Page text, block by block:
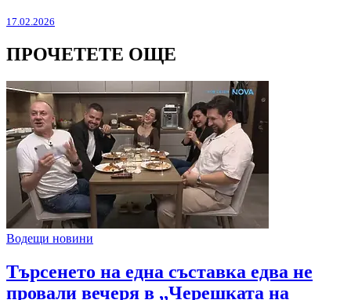
17.02.2026
ПРОЧЕТЕТЕ ОЩЕ
Водещи новини
Търсенето на една съставка едва не
провали вечеря в ,,Черешката на